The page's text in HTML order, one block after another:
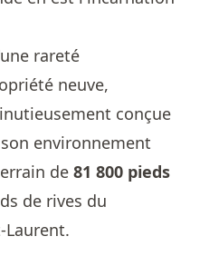
rareté
neuve,
conçue
environnement
de 81 800 pieds
de rives du
Laurent.